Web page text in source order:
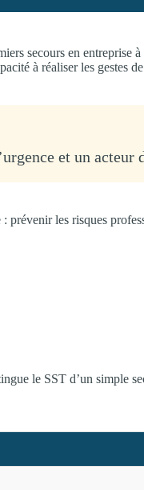
secours en
à réaliser les gestes
et un
les risques
le SST d’un